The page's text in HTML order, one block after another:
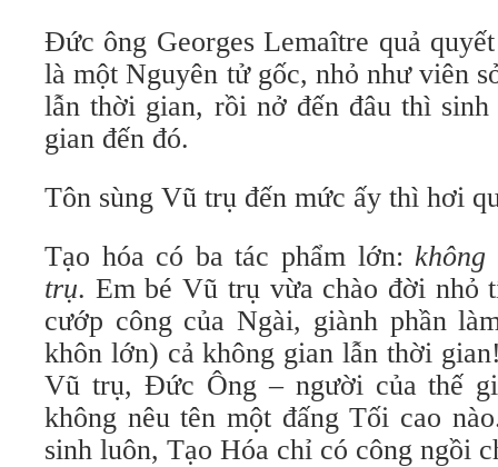
Đức ông Georges Lemaître quả
là một Nguyên tử gốc, nhỏ như viên
lẫn thời gian, rồi nở đến đâu thì
gian đến đó.
Tôn sùng Vũ trụ đến mức ấy thì hơi
Tạo hóa có ba tác phẩm lớn:không
trụ. Em bé Vũ trụ vừa chào đời nhỏ
cướp công của Ngài, giành phần
khôn lớn) cả không gian lẫn thời
Vũ trụ, Đức Ông – người của thế
không nêu tên một đấng Tối cao
sinh luôn, Tạo Hóa chỉ có công ngồi